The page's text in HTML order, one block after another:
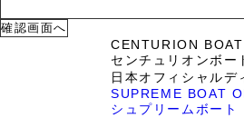
CENTURION
センチュリオンボー
日本オフィシャルデ
SUPREME BOAT
シュプリームボート